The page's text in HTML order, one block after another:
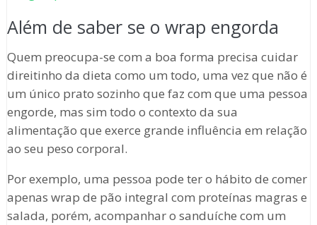
Além de saber se o wrap engorda
Quem preocupa-se com a boa forma precisa cuidar
direitinho da dieta como um todo, uma vez que não é
um único prato sozinho que faz com que uma pessoa
engorde, mas sim todo o contexto da sua
alimentação que exerce grande influência em relação
ao seu peso corporal.
Por exemplo, uma pessoa pode ter o hábito de comer
apenas wrap de pão integral com proteínas magras e
salada, porém, acompanhar o sanduíche com um